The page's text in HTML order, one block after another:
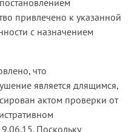
привлечено к указанной
с назначением
что
является длящимся,
актом проверки от
Поскольку